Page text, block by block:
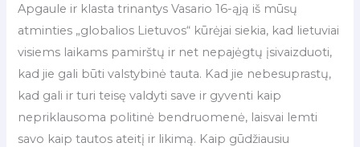
Apgaule ir klasta trinantys Vasario 16-ąją iš mūsų
atminties „globalios Lietuvos“ kūrėjai siekia, kad lietuviai
visiems laikams pamirštų ir net nepajėgtų įsivaizduoti,
kad jie gali būti valstybinė tauta. Kad jie nebesuprastų,
kad gali ir turi teisę valdyti save ir gyventi kaip
nepriklausoma politinė bendruomenė, laisvai lemti
savo kaip tautos ateitį ir likimą. Kaip gūdžiausiu